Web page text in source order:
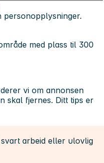
personopplysninger.
med plass til 300
vi om annonsen
skal fjernes. Ditt tips er
arbeid eller ulovlig